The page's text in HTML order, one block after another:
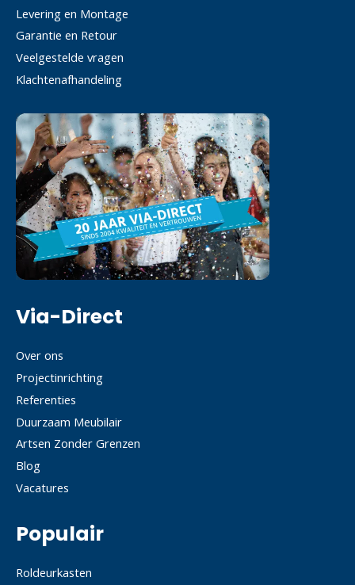
Levering en Montage
Garantie en Retour
Veelgestelde vragen
Klachtenafhandeling
Via-Direct
Over ons
Projectinrichting
Referenties
Duurzaam Meubilair
Artsen Zonder Grenzen
Blog
Vacatures
Populair
Roldeurkasten